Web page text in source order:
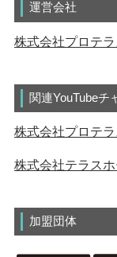
運営会社
株式会社プロテラ
関連YouTubeチ
株式会社プロテ
株式会社テラス
加盟団体